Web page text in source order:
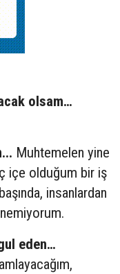
olsam…
Muhtemelen yine
içe olduğum bir iş
insanlardan
eden…